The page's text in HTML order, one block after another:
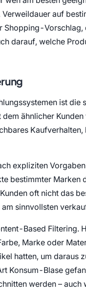
auf
Shopping-Vorschlag,
darauf, welche
ist die
ähnlicher
expliziten
bestimmter Marken
oft nicht das
sinnvollsten
Based Filtering.
Marke oder
hatten, um daraus
Konsum-Blase
werden –